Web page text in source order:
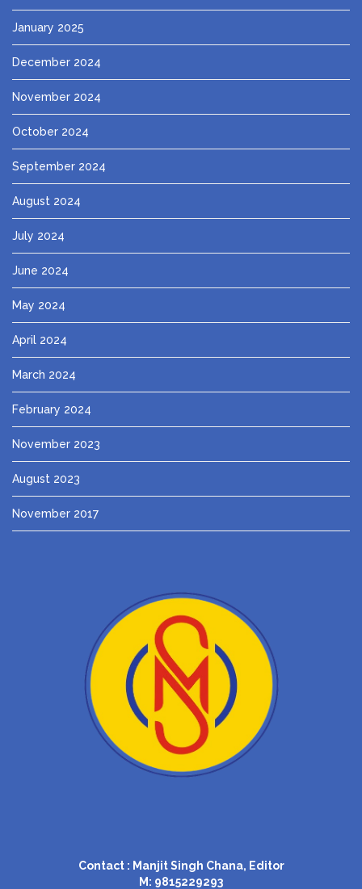
January 2025
December 2024
November 2024
October 2024
September 2024
August 2024
July 2024
June 2024
May 2024
April 2024
March 2024
February 2024
November 2023
August 2023
November 2017
Contact : Manjit Singh Chana, Editor
M: 9815229293